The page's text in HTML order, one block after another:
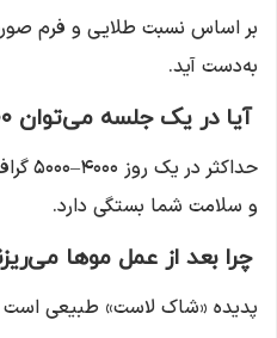
بر اساس نسبت طلایی و فرم
به‌دست آید.
آیا در یک جلسه می‌توان
و سلامت شما بستگی دارد.
چرا بعد از عمل موها
پدیده «شاک لاست» طبیعی است